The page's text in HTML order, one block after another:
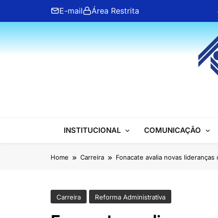
content
E-mail Área Restrita
ANFIP Nacional
INSTITUCIONAL COMUNICAÇÃO
Home Carreira Fonacate avalia novas
Carreira Reforma Administrativa